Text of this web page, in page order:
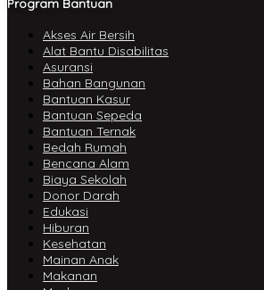
Akses Air Bersih
Alat Bantu Disabilitas
Asuransi
Bahan Bangunan
Bantuan Kasur
Bantuan Sepeda
Bantuan Ternak
Bedah Rumah
Bencana Alam
Biaya Sekolah
Donor Darah
Edukasi
Hiburan
Kesehatan
Mainan Anak
Makanan